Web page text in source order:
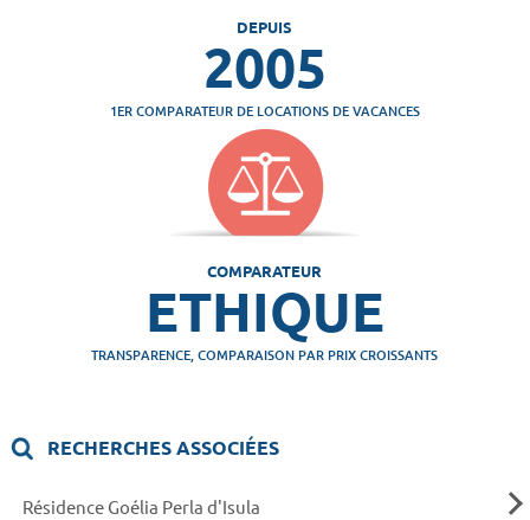
DEPUIS
2005
1ER COMPARATEUR DE LOCATIONS DE VACANCES
COMPARATEUR
ETHIQUE
TRANSPARENCE, COMPARAISON PAR PRIX CROISSANTS
RECHERCHES ASSOCIÉES
Résidence Goélia Perla d'Isula